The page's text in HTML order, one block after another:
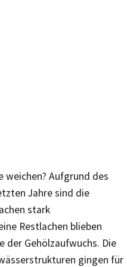
weichen? Aufgrund des
Jahre sind die
stark
Restlachen blieben
der Gehölzaufwuchs. Die
gingen für